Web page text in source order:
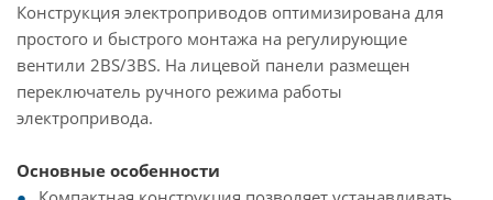
Конструкция электроприводов оптимизирована для
простого и быстрого монтажа на регулирующие
вентили 2BS/3BS. На лицевой панели размещен
переключатель ручного режима работы
электропривода.
Основные особенности